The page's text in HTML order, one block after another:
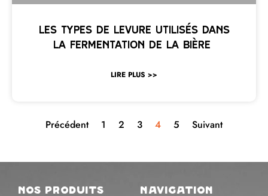
Les types de levure utilisés dans
la fermentation de la bière
LIRE PLUS >>
Précédent 1 2 3 4 5 Suivant
nos produits navigation